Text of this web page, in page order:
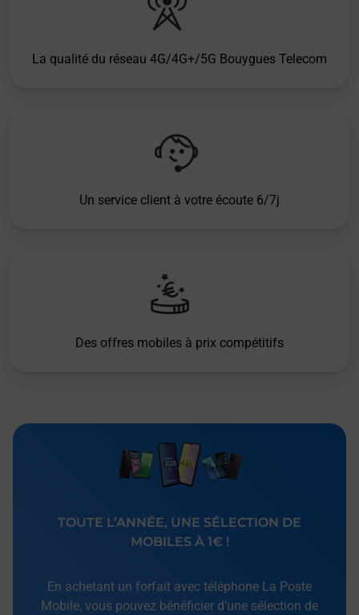
La qualité du réseau 4G/4G+/5G Bouygues Telecom
Un service client à votre écoute 6/7j
Des offres mobiles à prix compétitifs
TOUTE L’ANNÉE, UNE SÉLECTION DE
MOBILES À 1€ !
En achetant un forfait avec téléphone La Poste
Mobile, vous pouvez bénéficier d’une sélection de